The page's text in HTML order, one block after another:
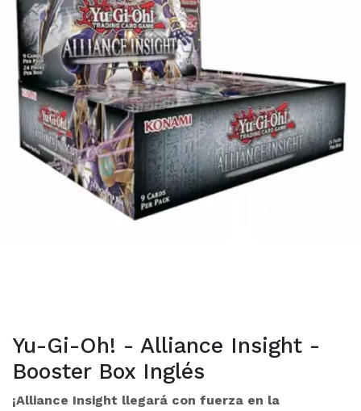
Yu-Gi-Oh! - Alliance Insight -
Booster Box Inglés
¡Alliance Insight llegará con fuerza en la